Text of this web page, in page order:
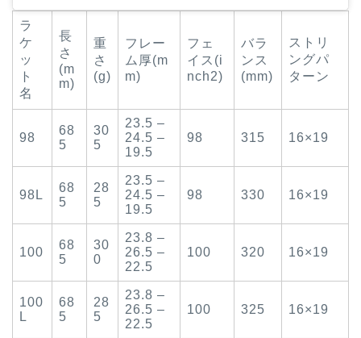
ラ
ケ
ッ
ト
名
長
さ
(m
m)
重
さ
(g)
フレー
ム厚(m
m)
フェ
イス(i
nch2)
バラ
ンス
(mm)
ストリ
ングパ
ターン
98
68
5
30
5
23.5 –
24.5 –
19.5
98 315 16×19
98L
68
5
28
5
23.5 –
24.5 –
19.5
98 330 16×19
100
68
5
30
0
23.8 –
26.5 –
22.5
100 320 16×19
100
L
68
5
28
5
23.8 –
26.5 –
22.5
100 325 16×19